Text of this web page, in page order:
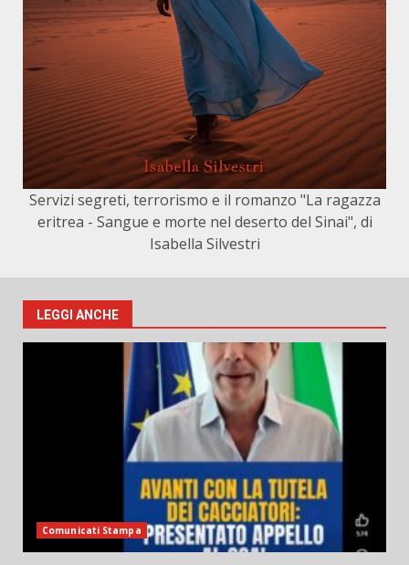
Servizi segreti, terrorismo e il romanzo "La ragazza
eritrea - Sangue e morte nel deserto del Sinai", di
Isabella Silvestri
LEGGI ANCHE
Comunicati Stampa